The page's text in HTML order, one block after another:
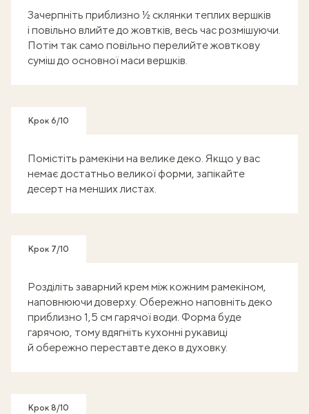
Зачерпніть приблизно ½ склянки теплих вершків
і повільно влийте до жовтків, весь час розмішуючи.
Потім так само повільно перелийте жовткову
суміш до основної маси вершків.
Крок 6/10
Помістіть рамекіни на велике деко. Якщо у вас
немає достатньо великої форми, запікайте
десерт на менших листах.
Крок 7/10
Розділіть заварний крем між кожним рамекіном,
наповнюючи доверху. Обережно наповніть деко
приблизно 1,5 см гарячої води. Форма буде
гарячою, тому вдягніть кухонні рукавиці
й обережно переставте деко в духовку.
Крок 8/10